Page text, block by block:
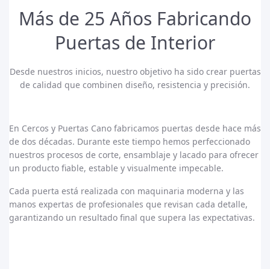
Más de 25 Años Fabricando
Puertas de Interior
Desde nuestros inicios, nuestro objetivo ha sido crear puertas
de calidad que combinen diseño, resistencia y precisión.
En Cercos y Puertas Cano fabricamos puertas desde hace más
de dos décadas. Durante este tiempo hemos perfeccionado
nuestros procesos de corte, ensamblaje y lacado para ofrecer
un producto fiable, estable y visualmente impecable.
Cada puerta está realizada con maquinaria moderna y las
manos expertas de profesionales que revisan cada detalle,
garantizando un resultado final que supera las expectativas.